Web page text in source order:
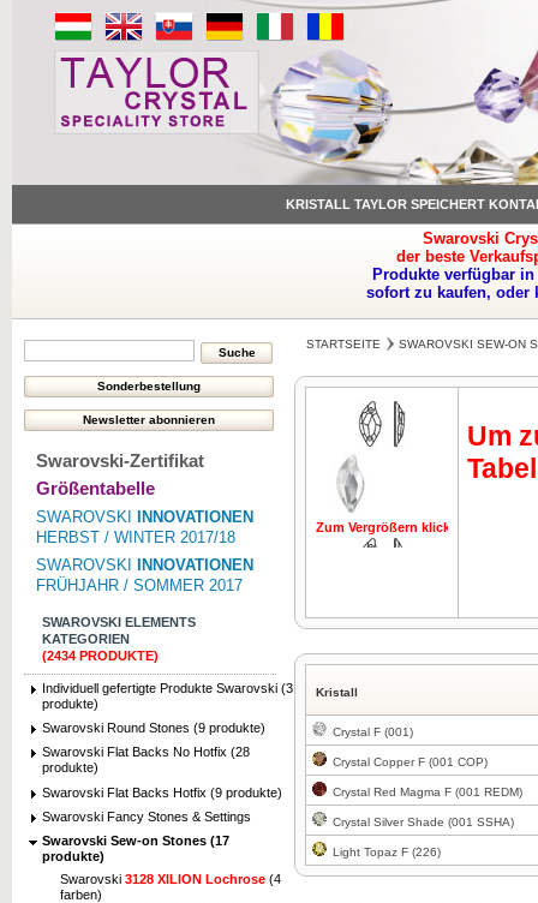
KRISTALL TAYLOR SPEICHERT
Swarovski
der beste
Produkte verfügbar
sofort zu kaufen, oder
Swarovski-Zertifikat
Größentabelle
SWAROVSKI
INNOVATIONEN
HERBST / WINTER 2017/18
SWAROVSKI
INNOVATIONEN
FRÜHJAHR / SOMMER 2017
SWAROVSKI ELEMENTS
KATEGORIEN
(2434 PRODUKTE)
Individuell gefertigte Produkte Swarovski (3
produkte)
Swarovski Round Stones (9 produkte)
Swarovski Flat Backs No Hotfix (28
produkte)
Swarovski Flat Backs Hotfix (9 produkte)
Swarovski Fancy Stones & Settings
Swarovski Sew-on Stones (17
produkte)
Swarovski 3128 XILION Lochrose (4
farben)
STARTSEITE SWAROVSKI SEW-ON
Zum Vergrößern klicken
Zum Vergrößern klicken
Um
Kristall
Crystal F (001)
Crystal Copper F (001 COP)
Crystal Red Magma F (001 REDM)
Crystal Silver Shade (001 SSHA)
Light Topaz F (226)